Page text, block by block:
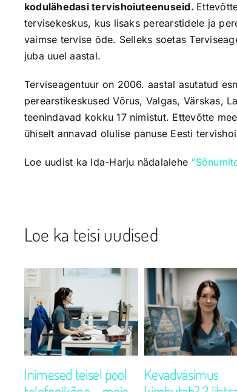
kodulähedasi tervishoiuteenuseid.
tervisekeskus, kus lisaks perearstidele ja
vaimse tervise õde. Selleks soetas
juba uuel aastal.
Terviseagentuur on 2006. aastal asutatud
perearstikeskused Võrus, Valgas, Värskas,
teenindavad kokku 17 nimistut. Ettevõtte
ühiselt annavad olulise panuse Eesti
Loe uudist ka Ida-Harju nädalalehe
Loe ka teisi uudised
Inimesed teisel pool
Kevadväsimus